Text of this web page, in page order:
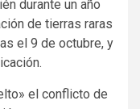
durante un año
de tierras raras
el 9 de octubre, y
el conflicto de